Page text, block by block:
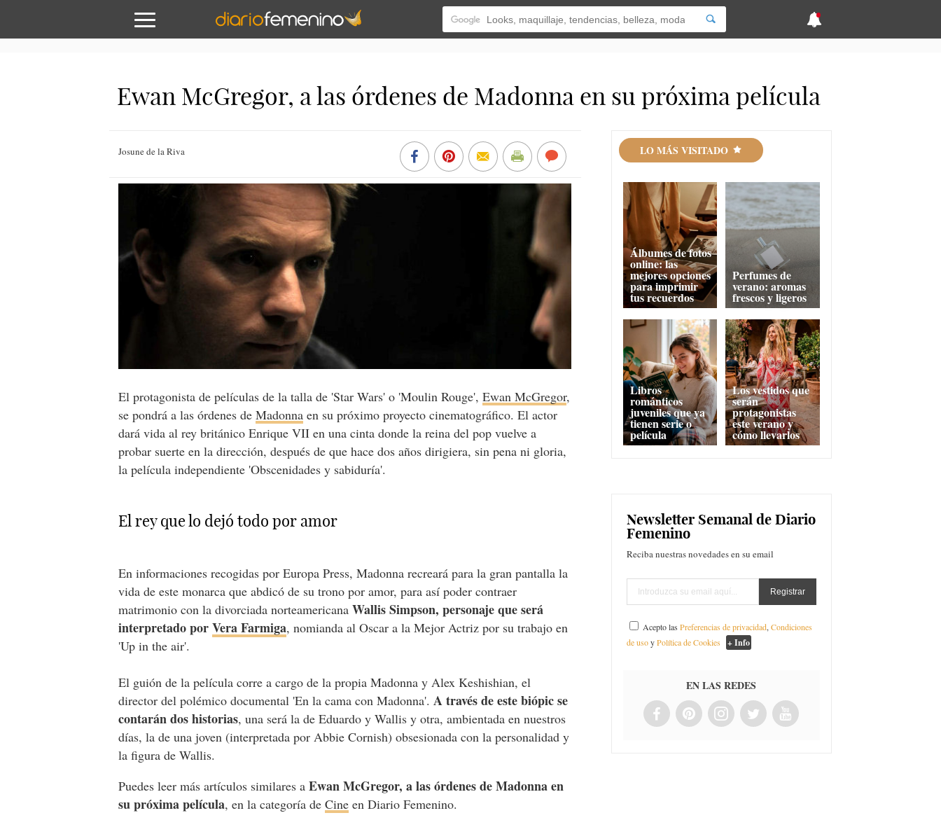
Ewan McGregor, a las órdenes de Madonna en su próxima película
Josune de la Riva
El protagonista de películas de la talla de 'Star Wars' o 'Moulin Rouge',Ewan McGregor,
se pondrá a las órdenes deMadonna en su próximo proyecto cinematográfico. El actor
dará vida al rey británico Enrique VII en una cinta donde la reina del pop vuelve a
probar suerte en la dirección, después de que hace dos años dirigiera, sin pena ni gloria,
la película independiente 'Obscenidades y sabiduría'.
El rey que lo dejó todo por amor
En informaciones recogidas por Europa Press, Madonna recreará para la gran pantalla la
vida de este monarca que abdicó de su trono por amor, para así poder contraer
matrimonio con la divorciada norteamericanaWallis Simpson, personaje que será
interpretado porVera Farmiga, nomianda al Oscar a la Mejor Actriz por su trabajo en
'Up in the air'.
El guión de la película corre a cargo de la propia Madonna y Alex Keshishian, el
director del polémico documental 'En la cama con Madonna'. A través de este biópic se
contarán dos historias, una será la de Eduardo y Wallis y otra, ambientada en nuestros
días, la de una joven (interpretada por Abbie Cornish) obsesionada con la personalidad y
la figura de Wallis.
Puedes leer más artículos similares aEwan McGregor, a las órdenes de Madonna en
su próxima película, en la categoría deCine en Diario Femenino.
LO MÁS VISITADO
Álbumes de fotos
online: las
mejores opciones
para imprimir
tus recuerdos
Perfumes de
verano: aromas
frescos y ligeros
Libros
románticos
juveniles que ya
tienen serie o
película
Los vestidos que
serán
protagonistas
este verano y
cómo llevarlos
Newsletter Semanal de Diario
Femenino
Reciba nuestras novedades en su email
Acepto lasPreferencias de privacidad,Condiciones
de usoyPolítica de Cookies + Info
EN LAS REDES